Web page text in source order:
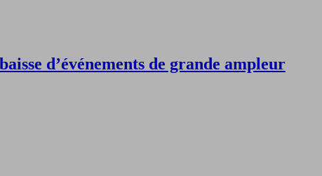
d’événements de grande ampleur